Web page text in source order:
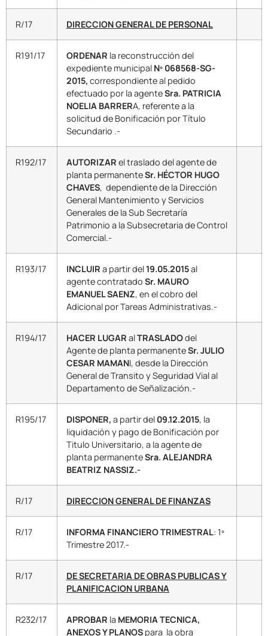
R/17 DIRECCION GENERAL DE PERSONAL
R191/17 ORDENAR la reconstrucción del
expediente municipal Nº 068568-SG-
2015, correspondiente al pedido
efectuado por la agenteSra. PATRICIA
NOELIA BARRERA, referente a la
solicitud de Bonificación por Título
Secundario .-
R192/17 AUTORIZAR el traslado del agente de
planta permanenteSr. HÉCTOR HUGO
CHAVES, dependiente de la Dirección
General Mantenimiento y Servicios
Generales de la Sub Secretaría
Patrimonio a la Subsecretaria de Control
Comercial.-
R193/17 INCLUIR a partir del19.05.2015al
agente contratado Sr. MAURO
EMANUEL SAENZ, en el cobro del
Adicional por Tareas Administrativas.-
R194/17 HACER LUGAR alTRASLADOdel
Agente de planta permanenteSr. JULIO
CESAR MAMANI, desde la Dirección
General de Transito y Seguridad Vial al
Departamento de Señalización.-
R195/17 DISPONER, a partir del 09.12.2015, la
liquidación y pago de Bonificación por
Titulo Universitario, a la agente de
planta permanenteSra. ALEJANDRA
BEATRIZ NASSIZ.-
R/17 DIRECCION GENERAL DE FINANZAS
R/17 INFORMA FINANCIERO TRIMESTRAL: 1º
Trimestre 2017.-
R/17
DE SECRETARIA DE OBRAS PUBLICAS Y
PLANIFICACION URBANA
R232/17 APROBAR la MEMORIA TECNICA,
ANEXOS Y PLANOS para la obra